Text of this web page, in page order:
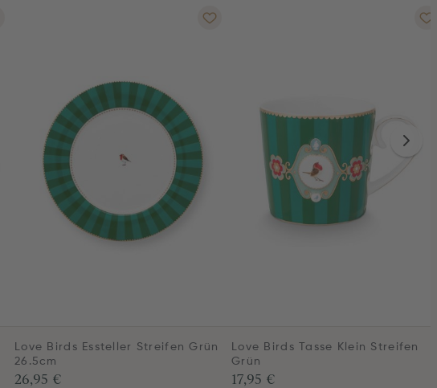
Love Birds Essteller Streifen Grün
26.5cm
26,95 €
Love Birds Tasse Klein Streifen
Grün
17,95 €